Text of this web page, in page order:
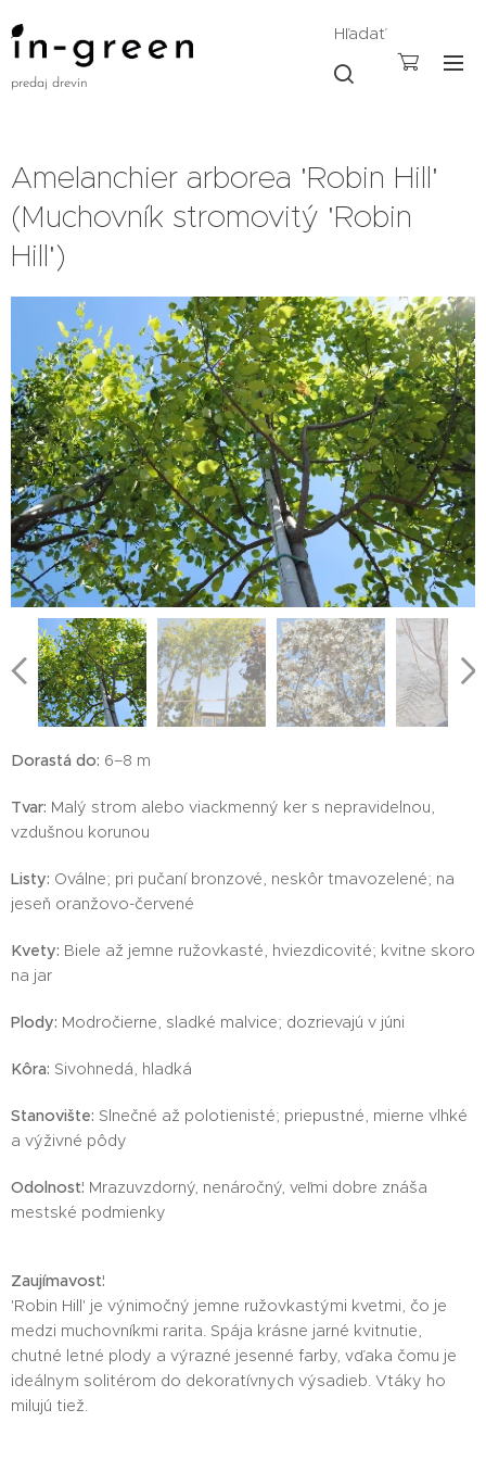
predaj drevín
Hľadať
Amelanchier arborea 'Robin Hill'
(Muchovník stromovitý 'Robin
Hill')
Dorastá do: 6–8 m
Tvar: Malý strom alebo viackmenný ker s nepravidelnou,
vzdušnou korunou
Listy: Oválne; pri pučaní bronzové, neskôr tmavozelené; na
jeseň oranžovo-červené
Kvety: Biele až jemne ružovkasté, hviezdicovité; kvitne skoro
na jar
Plody: Modročierne, sladké malvice; dozrievajú v júni
Kôra: Sivohnedá, hladká
Stanovište: Slnečné až polotienisté; priepustné, mierne vlhké
a výživné pôdy
Odolnosť: Mrazuvzdorný, nenáročný, veľmi dobre znáša
mestské podmienky
Zaujímavosť:
'Robin Hill' je výnimočný jemne ružovkastými kvetmi, čo je
medzi muchovníkmi rarita. Spája krásne jarné kvitnutie,
chutné letné plody a výrazné jesenné farby, vďaka čomu je
ideálnym solitérom do dekoratívnych výsadieb. Vtáky ho
milujú tiež.